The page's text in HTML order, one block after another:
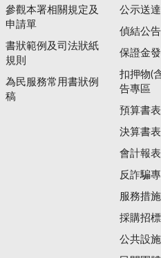
參觀本署相關規定及
申請單
書狀範例及司法狀紙
規則
為民服務常用書狀例
稿
公示送達
偵結公告
保證金
扣押物(
告專區
預算書表
決算書表
會計報表
反詐騙
服務措
採購招
公共設